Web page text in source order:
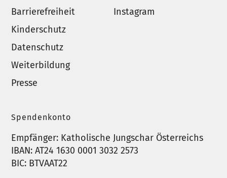
Barrierefreiheit
Kinderschutz
Datenschutz
Weiterbildung
Presse
Instagram
Spendenkonto
Empfänger: Katholische Jungschar Österreichs
IBAN: AT24 1630 0001 3032 2573
BIC: BTVAAT22